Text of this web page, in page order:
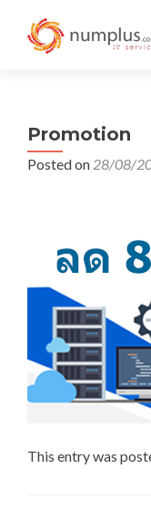
Promotion
Posted on 28/08/
This entry was